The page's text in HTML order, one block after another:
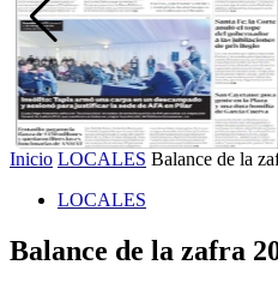
Inicio LOCALES Balance de la
LOCALES
Balance de la zafra